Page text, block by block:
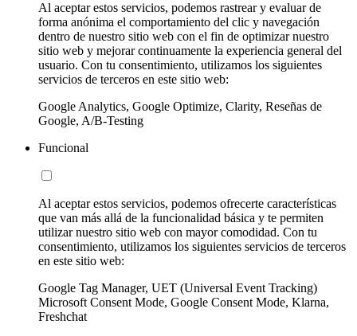
Al aceptar estos servicios, podemos rastrear y evaluar de
forma anónima el comportamiento del clic y navegación
dentro de nuestro sitio web con el fin de optimizar nuestro
sitio web y mejorar continuamente la experiencia general del
usuario. Con tu consentimiento, utilizamos los siguientes
servicios de terceros en este sitio web:
Google Analytics, Google Optimize, Clarity, Reseñas de
Google, A/B-Testing
Funcional
Al aceptar estos servicios, podemos ofrecerte características
que van más allá de la funcionalidad básica y te permiten
utilizar nuestro sitio web con mayor comodidad. Con tu
consentimiento, utilizamos los siguientes servicios de terceros
en este sitio web:
Google Tag Manager, UET (Universal Event Tracking)
Microsoft Consent Mode, Google Consent Mode, Klarna,
Freshchat